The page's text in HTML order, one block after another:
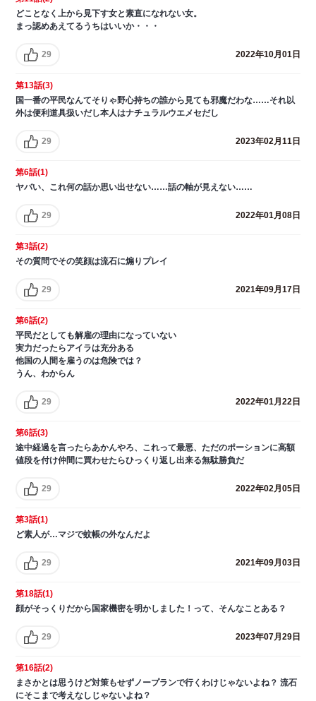
どことなく上から見下す女と素直になれない女。
まっ認めあえてるうちはいいか・・・
29 2022年10月01日
第13話(3)
国一番の平民なんてそりゃ野心持ちの誰から見ても邪魔だわな……それ以
外は便利道具扱いだし本人はナチュラルウエメセだし
29 2023年02月11日
第6話(1)
ヤバい、これ何の話か思い出せない……話の軸が見えない……
29 2022年01月08日
第3話(2)
その質問でその笑顔は流石に煽りプレイ
29 2021年09月17日
第6話(2)
平民だとしても解雇の理由になっていない
実力だったらアイラは充分ある
他国の人間を雇うのは危険では？
うん、わからん
29 2022年01月22日
第6話(3)
途中経過を言ったらあかんやろ、これって最悪、ただのポーションに高額
値段を付け仲間に買わせたらひっくり返し出来る無駄勝負だ
29 2022年02月05日
第3話(1)
ど素人が…マジで蚊帳の外なんだよ
29 2021年09月03日
第18話(1)
顔がそっくりだから国家機密を明かしました！って、そんなことある？
29 2023年07月29日
第16話(2)
まさかとは思うけど対策もせずノープランで行くわけじゃないよね？ 流石
にそこまで考えなしじゃないよね？